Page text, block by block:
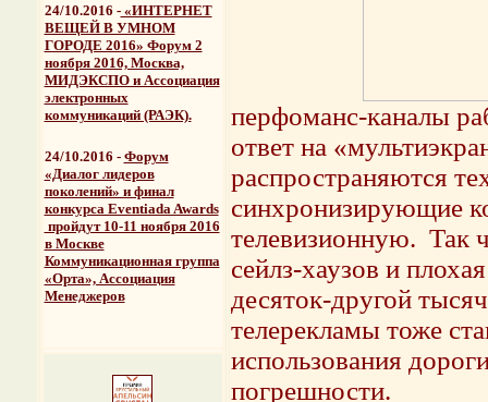
24/10.2016 -«ИНТЕРНЕТ
ВЕЩЕЙ В УМНОМ
ГОРОДЕ 2016» Форум 2
ноября 2016, Москва,
МИДЭКСПО и Ассоциация
электронных
коммуникаций (РАЭК).
24/10.2016 - Форум
«Диалог лидеров
поколений» и финал
конкурса Eventiada Awards
пройдут 10-11 ноября 2016
в Москве
Коммуникационная группа
«Орта», Ассоциация
Менеджеров
перфоманс-каналы
ответ на
распространяются
синхронизирующие
телевизионную. Так
сейлз-хаузов и
десяток-другой
телерекламы тоже
использования
погрешности.